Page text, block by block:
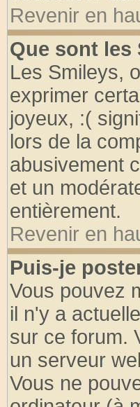
Revenir en
Que sont les
Les Smileys,
exprimer
joyeux, :(
lors de la
abusivement
et un
entièrement.
Revenir en
Puis-je
Vous pouvez
il n'y a
sur ce forum.
un serveur
Vous ne